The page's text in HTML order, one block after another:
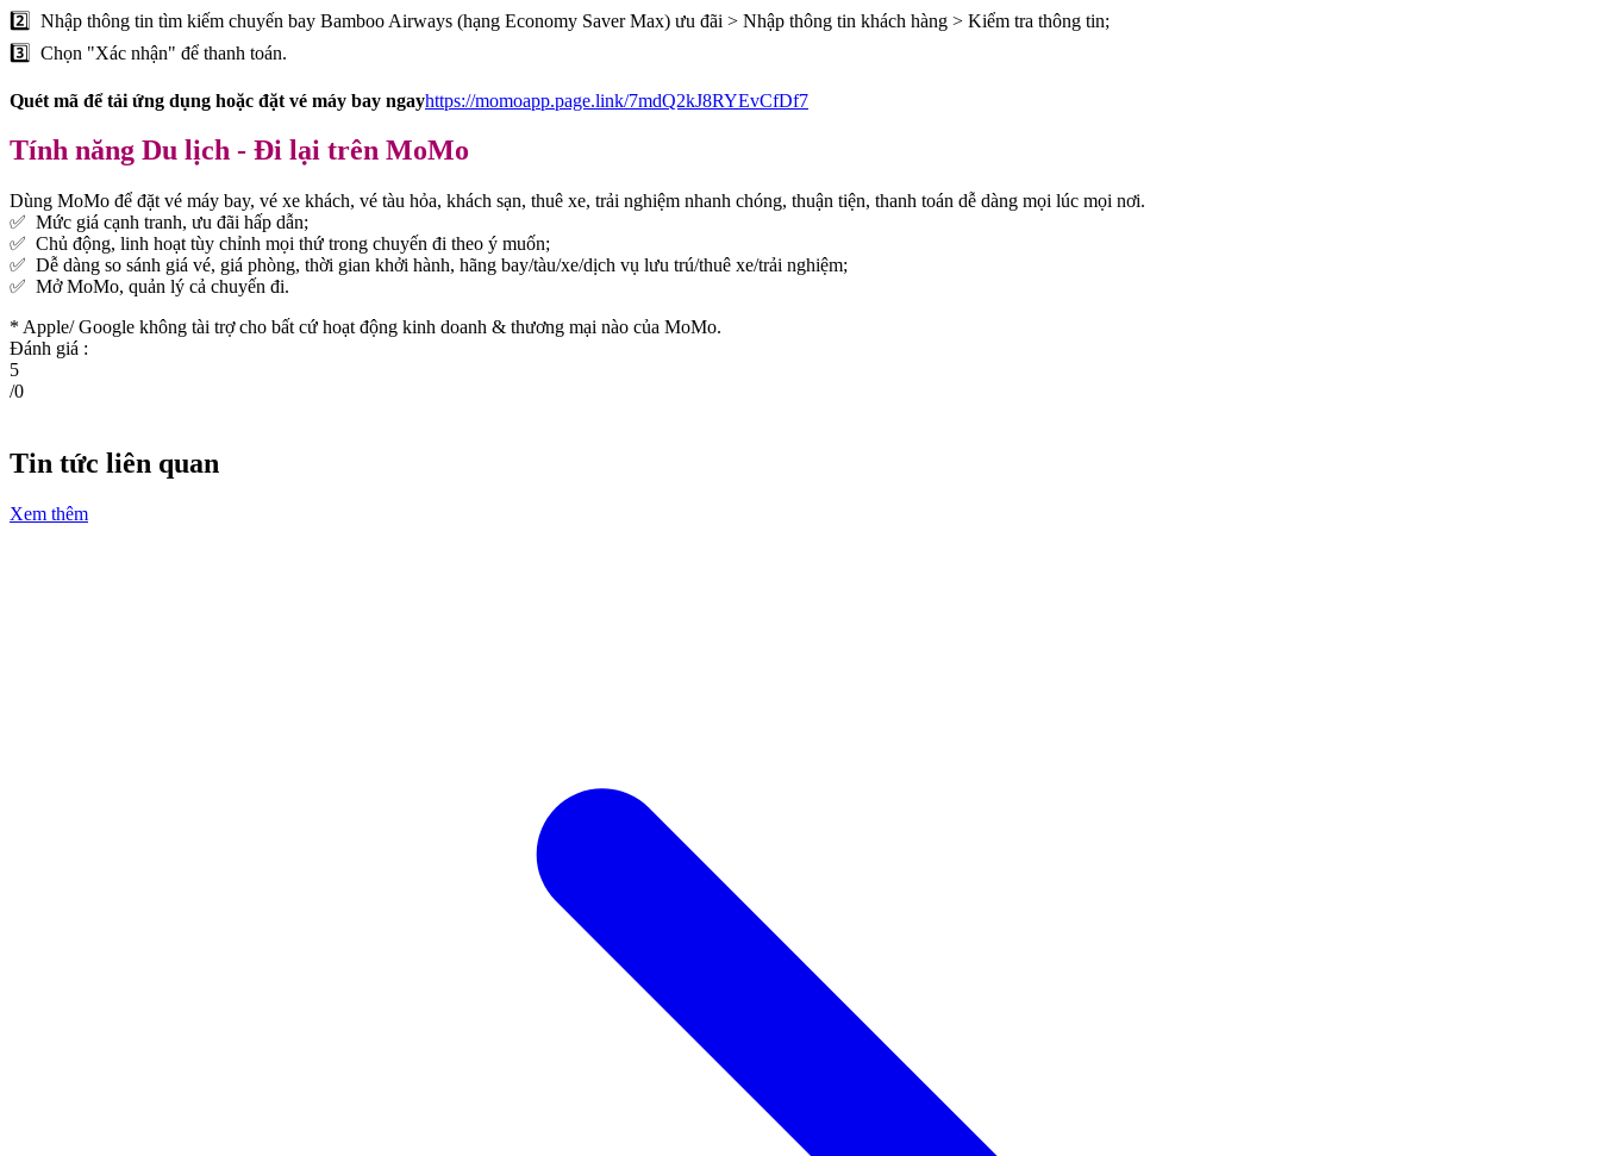
2️⃣ Nhập thông tin tìm kiếm chuyến bay Bamboo Airways (hạng Economy Saver Max) ưu đãi > Nhập thông tin khách hàng > Kiểm tra thông tin;
3️⃣ Chọn "Xác nhận" để thanh toán.
Quét mã để tải ứng dụng hoặc đặt vé máy bay ngayhttps://momoapp.page.link/7mdQ2kJ8RYEvCfDf7
Tính năng Du lịch - Đi lại trên MoMo
Dùng MoMo để đặt vé máy bay, vé xe khách, vé tàu hỏa, khách sạn, thuê xe, trải nghiệm nhanh chóng, thuận tiện, thanh toán dễ dàng mọi lúc mọi nơi.
✅ Mức giá cạnh tranh, ưu đãi hấp dẫn;
✅ Chủ động, linh hoạt tùy chỉnh mọi thứ trong chuyến đi theo ý muốn;
✅ Dễ dàng so sánh giá vé, giá phòng, thời gian khởi hành, hãng bay/tàu/xe/dịch vụ lưu trú/thuê xe/trải nghiệm;
✅ Mở MoMo, quản lý cả chuyến đi.
* Apple/ Google không tài trợ cho bất cứ hoạt động kinh doanh & thương mại nào của MoMo.
Đánh giá :
5
/0
Tin tức liên quan
Xem thêm